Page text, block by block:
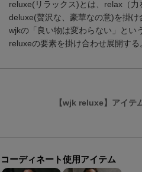
reluxe(リラックス)とは、relax（力
deluxe(贅沢な、豪華なの意)を掛け
wjkの「良い物は変わらない」とい
reluxeの要素を掛け合わせ展開する
【wjk reluxe】アイテ
コーディネート使用アイテム